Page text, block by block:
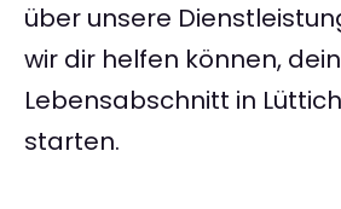
über unsere
wir dir helfen können,
Lebensabschnitt in
starten.